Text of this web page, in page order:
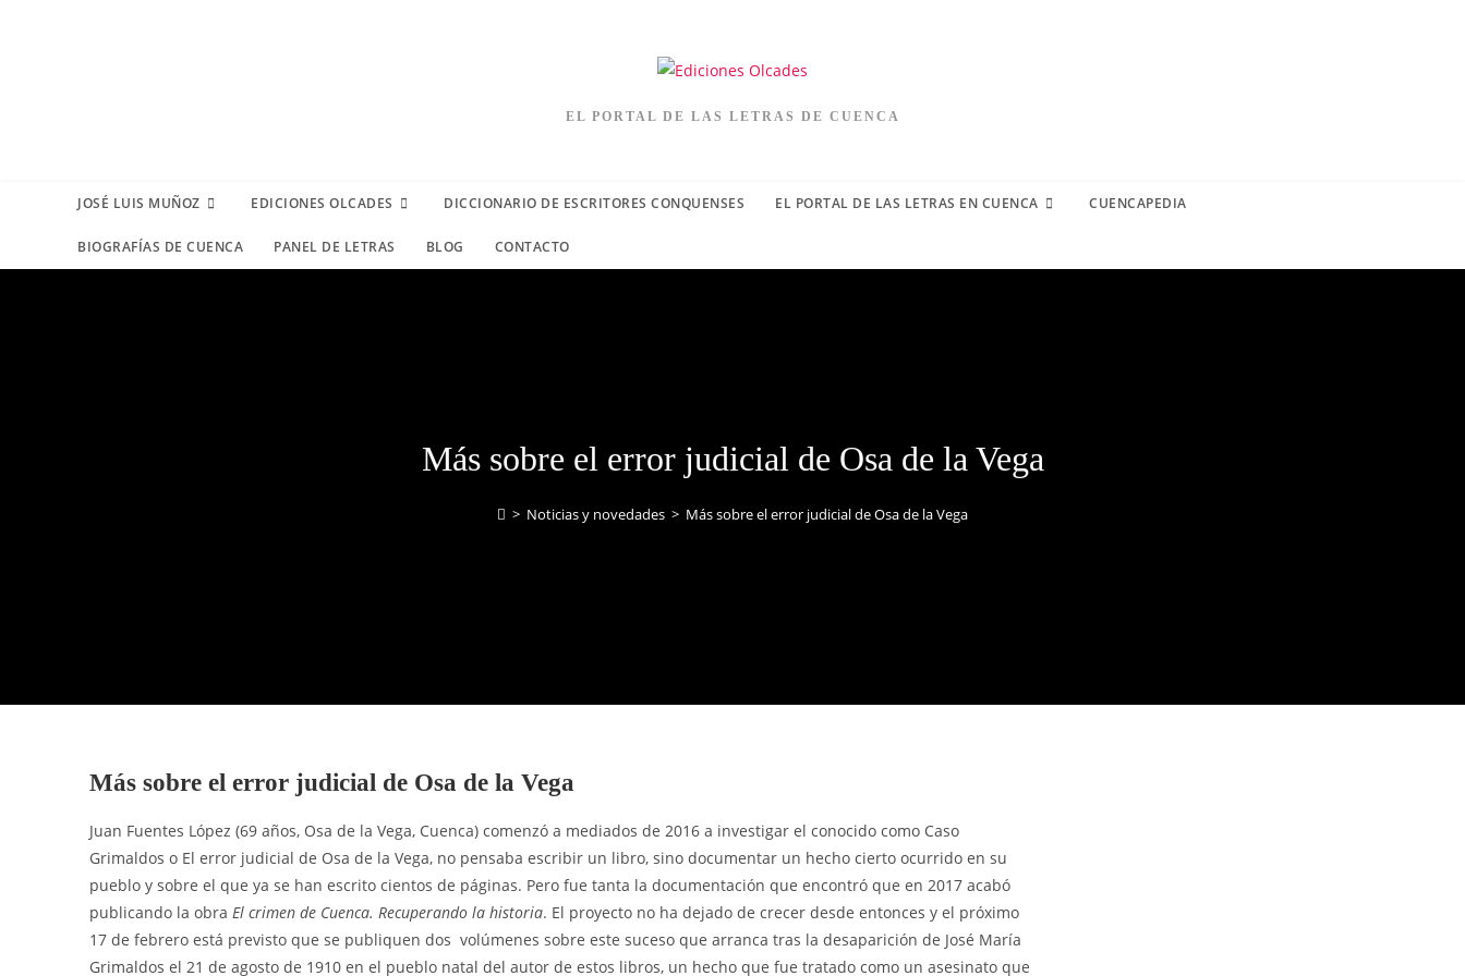
EL PORTAL DE LAS LETRAS DE CUENCA
JOSÉ LUIS MUÑOZ EDICIONES OLCADES DICCIONARIO DE ESCRITORES CONQUENSES EL PORTAL DE LAS LETRAS EN CUENCA CUENCAPEDIA
BIOGRAFÍAS DE CUENCA PANEL DE LETRAS BLOG CONTACTO
Más sobre el error judicial de Osa de la Vega
> Noticias y novedades > Más sobre el error judicial de Osa de la Vega
Más sobre el error judicial de Osa de la Vega
Juan Fuentes López (69 años, Osa de la Vega, Cuenca) comenzó a mediados de 2016 a investigar el conocido como Caso
Grimaldos o El error judicial de Osa de la Vega, no pensaba escribir un libro, sino documentar un hecho cierto ocurrido en su
pueblo y sobre el que ya se han escrito cientos de páginas. Pero fue tanta la documentación que encontró que en 2017 acabó
publicando la obra El crimen de Cuenca. Recuperando la historia. El proyecto no ha dejado de crecer desde entonces y el próximo
17 de febrero está previsto que se publiquen dos volúmenes sobre este suceso que arranca tras la desaparición de José María
Grimaldos el 21 de agosto de 1910 en el pueblo natal del autor de estos libros, un hecho que fue tratado como un asesinato que